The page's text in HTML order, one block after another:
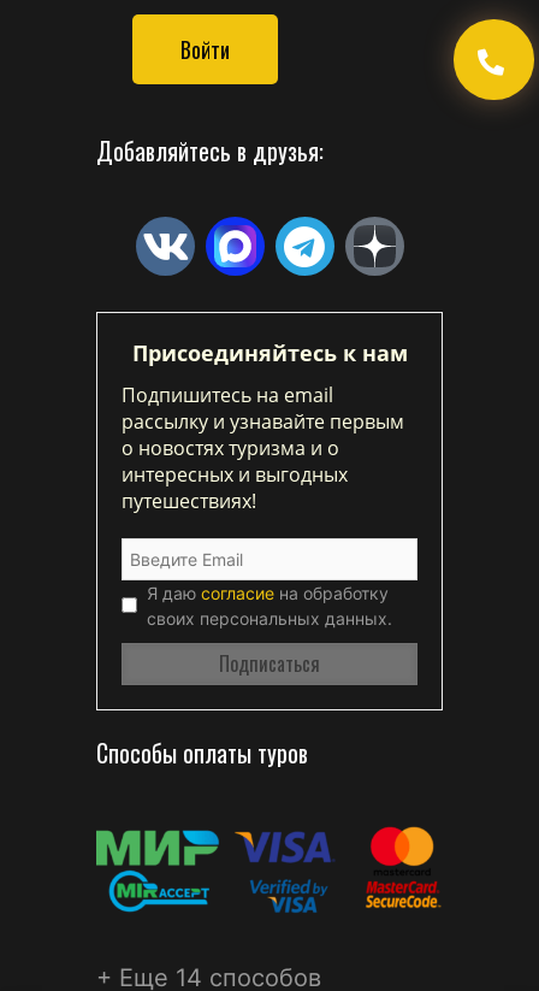
Войти
Добавляйтесь в друзья:
Присоединяйтесь к нам
Подпишитесь на email
рассылку и узнавайте первым
о новостях туризма и о
интересных и выгодных
путешествиях!
Я даю согласие на обработку
своих персональных данных.
Способы оплаты туров
+ Еще 14 способов